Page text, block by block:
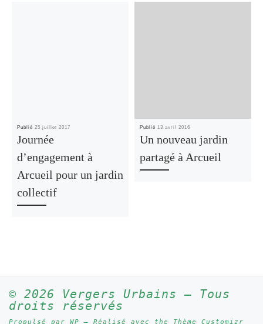
Publié 25 juillet 2017
Journée
d’engagement à
Arcueil pour un jardin
collectif
Publié 13 avril 2016
Un nouveau jardin
partagé à Arcueil
© 2026 Vergers Urbains – Tous
droits réservés
Propulsé par WP – Réalisé avec the Thème Customizr